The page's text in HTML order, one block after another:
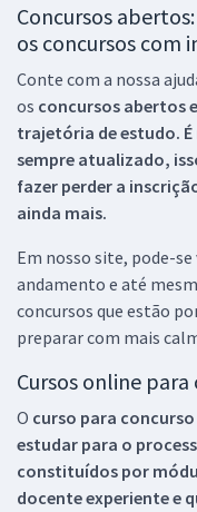
Concursos
os concursos com
Conte com a nossa
os concursos abertos
trajetória de estudo.
sempre atualizado,
fazer perder a
ainda mais.
Em nosso site, pode-
andamento e até
concursos que estão
preparar com mais
Cursos online para
O curso para
estudar para o
constituídos por
docente experiente e